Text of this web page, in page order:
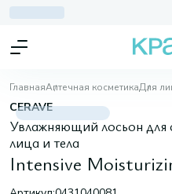
ГлавнаяАптечная косметикаДля
CERAVE
Увлажняющий лосьон для
лица и тела
Intensive